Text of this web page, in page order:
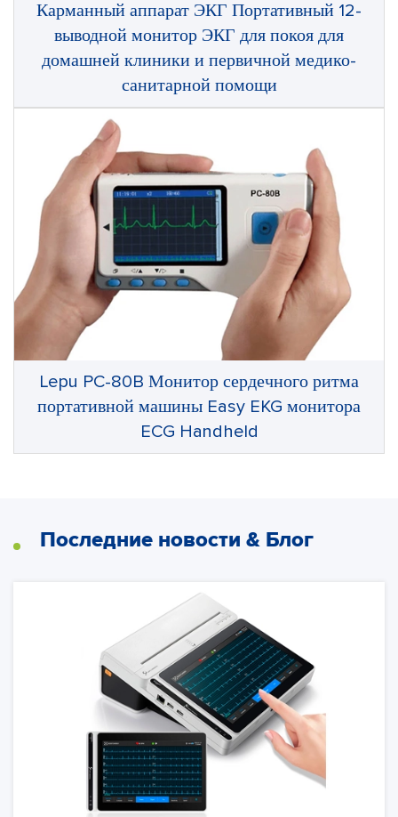
Карманный аппарат ЭКГ Портативный 12-
выводной монитор ЭКГ для покоя для
домашней клиники и первичной медико-
санитарной помощи
Lepu PC-80B Монитор сердечного ритма
портативной машины Easy EKG монитора
ECG Handheld
Последние новости & Блог